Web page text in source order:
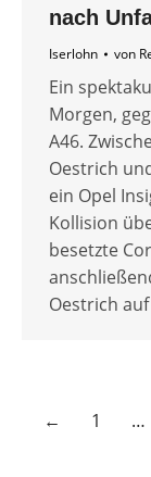
nach
Iserlohn von
Ein
Morgen,
A46.
Oestrich
ein Opel
Kollision
besetzte
Oestrich
← 1 …